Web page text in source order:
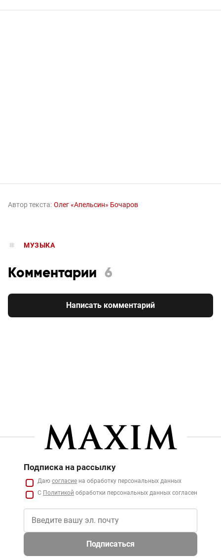
Автор текста: Олег «Апельсин» Бочаров
МУЗЫКА
Комментарии 6
Написать комментарий
Подписка на рассылку
Даю согласие на обработку персональных данных
С Политикой обработки персональных данных согласен
Подписаться